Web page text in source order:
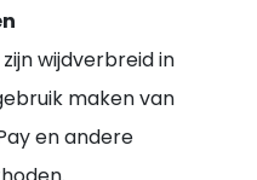
wijdverbreid in
maken van
en andere